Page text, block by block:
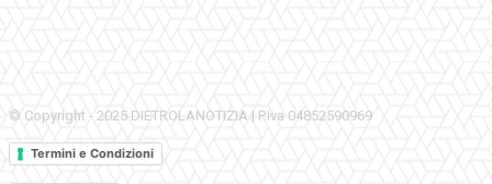
© Copyright - 2025 DIETROLANOTIZIA | P.Iva 04852590969
Termini e Condizioni